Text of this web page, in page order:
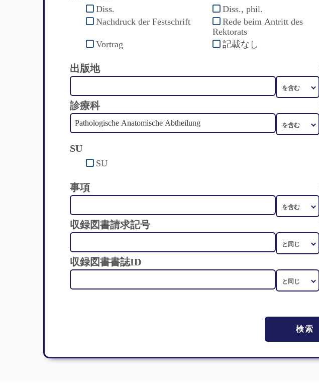
Diss. Diss., phil.
Nachdruck der Festschrift
Rede beim Antritt des
Rektorats
Vortrag
記載なし
出版地
診療科
SU
SU
事項
収録図書請求記号
収録図書書誌ID
検索